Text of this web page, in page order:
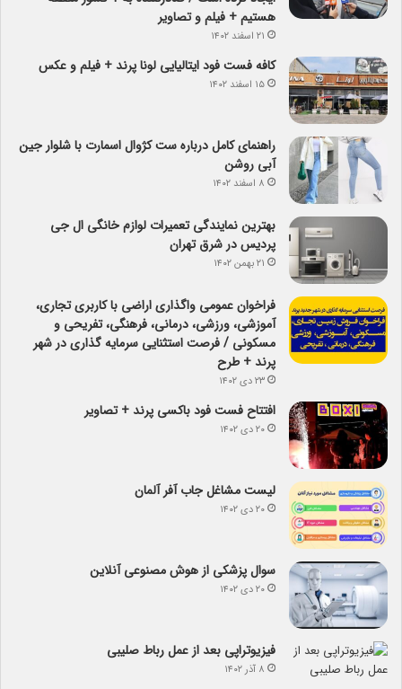
هستیم + فیلم و تصاویر
۲۱ اسفند ۱۴۰۲
کافه فست فود ایتالیایی لونا پرند + فیلم و عکس
۱۵ اسفند ۱۴۰۲
راهنمای کامل درباره ست کژوال اسمارت با شلوار جین
آبی روشن
۸ اسفند ۱۴۰۲
بهترین نمایندگی تعمیرات لوازم خانگی ال جی
پردیس در شرق تهران
۲۱ بهمن ۱۴۰۲
فراخوان عمومی واگذاری اراضی با کاربری تجاری،
آموزشی، ورزشی، درمانی، فرهنگی، تفریحی و
مسکونی / فرصت استثنایی سرمایه گذاری در شهر
پرند + طرح
۲۳ دی ۱۴۰۲
افتتاح فست فود باکسی پرند + تصاویر
۲۰ دی ۱۴۰۲
لیست مشاغل جاب آفر آلمان
۲۰ دی ۱۴۰۲
سوال پزشکی از هوش مصنوعی آنلاین
۲۰ دی ۱۴۰۲
فیزیوتراپی بعد از عمل رباط صلیبی
۸ آذر ۱۴۰۲